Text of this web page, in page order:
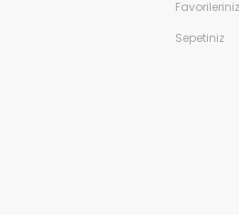
Favorileriniz
Sepetiniz